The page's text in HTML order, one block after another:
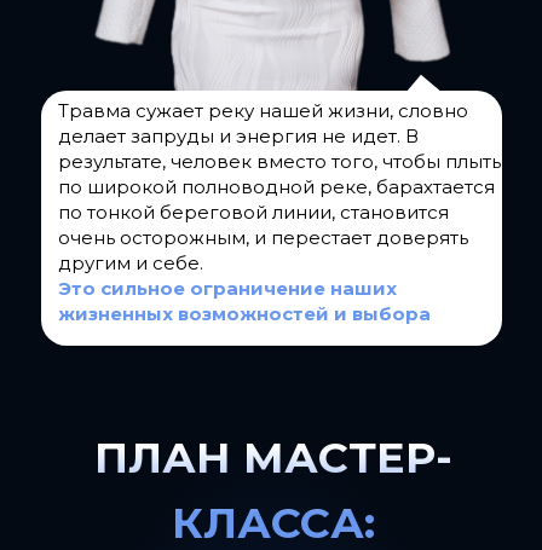
Травма сужает реку нашей жизни, словно
делает запруды и энергия не идет. В
результате, человек вместо того, чтобы плыть
по широкой полноводной реке, барахтается
по тонкой береговой линии, становится
очень осторожным, и перестает доверять
другим и себе.
Это сильное ограничение наших
жизненных возможностей и выбора
ПЛАН МАСТЕР-
КЛАССА: